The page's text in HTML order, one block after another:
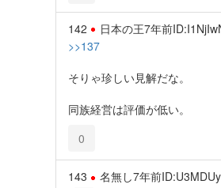
142 日本の王7年前
>>137
そりゃ珍しい見解だな。
同族経営は評価が低い。
0
143 名無し7年前